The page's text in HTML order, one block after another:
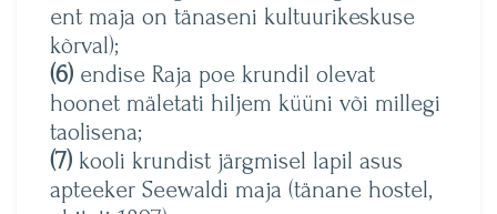
ent maja on tänaseni kultuurikeskuse
kõrval);
(6) endise Raja poe krundil olevat
hoonet mäletati hiljem küüni või millegi
taolisena;
(7) kooli krundist järgmisel lapil asus
apteeker Seewaldi maja (tänane hostel,